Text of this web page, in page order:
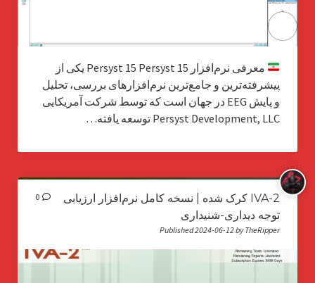
معرفی نرم‌افزار Persyst 15 Persyst 15 یکی از
پیشرفته‌ترین و جامع‌ترین نرم‌افزارهای بررسی، تحلیل
و پایش EEG در جهان است که توسط شرکت آمریکایی
Persyst Development, LLC توسعه یافته…
IVA-2 کرک شده | نسخه کامل نرم‌افزار ارزیابی
توجه دیداری-شنیداری
Published 2024-06-12 by TheRipper
0